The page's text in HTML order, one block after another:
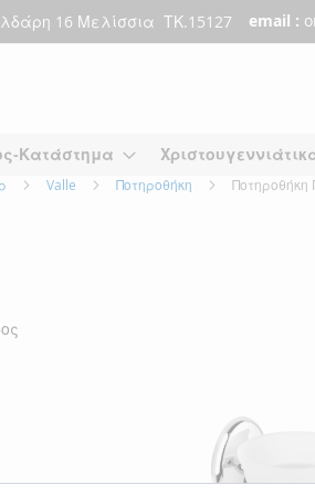
16 Μελίσσια ΤΚ.15127 email :
Κατάστημα
Valle Ποτηροθήκη Ποτηροθήκη